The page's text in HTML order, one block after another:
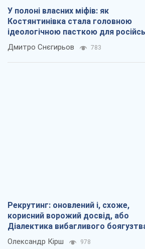
У полоні власних міфів: як
Костянтинівка стала головною
ідеологічною пасткою для
окупантів
Дмитро Снєгирьов 783
Рекрутинг: оновлений і, схоже,
корисний ворожий досвід, або
Діалектика вибагливого
Олександр Кірш 978